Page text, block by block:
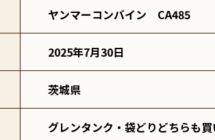
ヤンマーコンバイン CA485
2025年7月30日
茨城県
グレンタンク・袋どりどちらも